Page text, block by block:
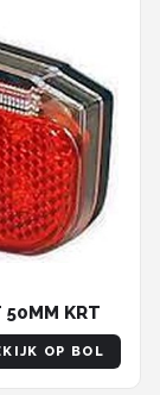
50MM KRT
OP BOL